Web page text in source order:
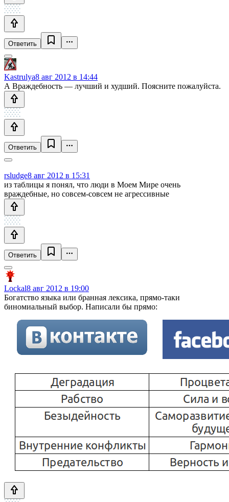
Ответить
Kastrulya8 авг 2012 в 14:44
А Враждебность — лучший и худший. Поясните пожалуйста.
Ответить
rsludge8 авг 2012 в 15:31
из таблицы я понял, что люди в Моем Мире очень
враждебные, но совсем-совсем не агрессивные
Ответить
Lockal8 авг 2012 в 19:00
Богатство языка или бранная лексика, прямо-таки
биномиальный выбор. Написали бы прямо: